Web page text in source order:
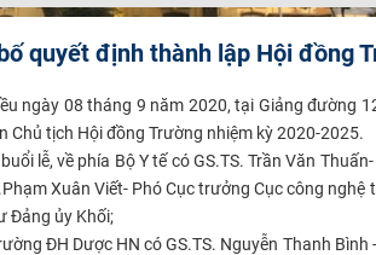
quyết định thành lập Hội đồng
ngày 08 tháng 9 năm 2020, tại Giảng đường
Chủ tịch Hội đồng Trường nhiệm kỳ 2020-2025.
lễ, về phía Bộ Y tế có GS.TS. Trần Văn
Xuân Viết- Phó Cục trưởng Cục công
Đảng ủy Khối;
ĐH Dược HN có GS.TS. Nguyễn Thanh